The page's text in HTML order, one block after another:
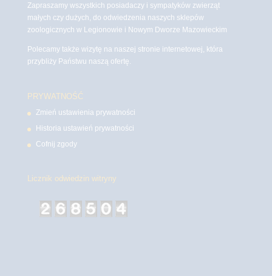
Zapraszamy wszystkich posiadaczy i sympatyków zwierząt
małych czy dużych, do odwiedzenia naszych sklepów
zoologicznych w Legionowie i Nowym Dworze Mazowieckim
Polecamy także wizytę na naszej stronie internetowej, która
przybliży Państwu naszą ofertę.
PRYWATNOŚĆ
Zmień ustawienia prywatności
Historia ustawień prywatności
Cofnij zgody
Licznik odwiedzin witryny